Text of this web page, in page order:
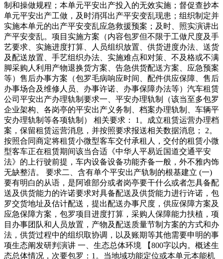
制和操做规程；本单元平安出产投入的无效实施；督促查抄本
单元平安出产工做，及时消弭出产平安变乱现患；组织制定并
实施本单元的出产平安变乱应急救援预案；及时、照实演讲出
产平安变乱。项目实施方案（内容包罗但不限于工做尺度及手
艺要求、实施进度打算、人员组织放置、供货进度办法、送货
及配送放置、手艺组织办法、实施难点和对策、不及格或不满
脚采购人利用产物退换货方案、告急供货配送方案、应急预案
等）售后办事方案（包罗毛病响应时间、配件供应保障、售后
办事场合及维修人员、办事许诺、办事保障办法等）汽车租赁
公司平安出产办理轨制要求一、平安办理轨制（该当至多包罗
企业架构、各岗亭的平安出产义务制、档案办理轨制、车辆平
安办理轨制等各项轨制） 相关要求： 1。成立租赁运营办理档
案，保留租赁运营消息，并按照要求报送相关数据消息； 2。
按照合同商定将租赁小微型客车交付承租人，交付的租赁小微
型客车正在租赁期间该当合适《中华人平易近国道交通平安
法》的上行驶前提，车内设备设备功能齐备一般，外不雅内饰
无缺整洁。 要求二、含有单个平安出产轨制的根基建立 (一)
要有明白的从语，是阿谁部分或者岗亭要干什么或者怎具备配
送及供货能力的许诺要求对具备配送及供货能力进行许诺，包
罗交货地址及估计配送，提出配送办事尺度，供应保障方案及
应急保障方案，包罗项目进度打算，采购人保障能力扶植，项
目办事团队和人员放置，产物及配送质量节制方案的方式和办
法，供货过程中的组织取协调，以及账期等其他需要申明的事
项生态阐发研判演讲 一、生态总体环境 【800字以内。概述生
态总体情况，次要包罗：1。当地域功能定位或本单元本能机